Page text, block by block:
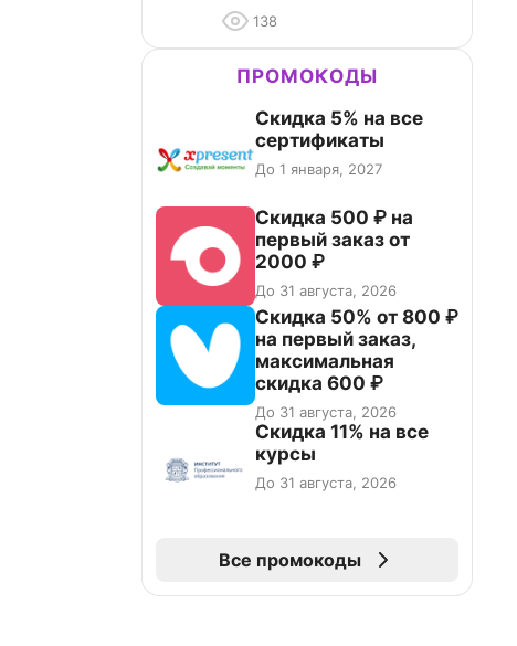
138
ПРОМОКОДЫ
Скидка 5% на все
сертификаты
До 1 января, 2027
Скидка 500 ₽ на
первый заказ от
2000 ₽
До 31 августа, 2026
Скидка 50% от 800 ₽
на первый заказ,
максимальная
скидка 600 ₽
До 31 августа, 2026
Скидка 11% на все
курсы
До 31 августа, 2026
Все промокоды